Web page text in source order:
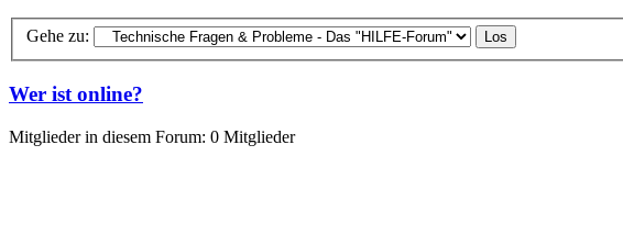
Gehe zu:
Wer ist online?
Mitglieder in diesem Forum: 0 Mitglieder